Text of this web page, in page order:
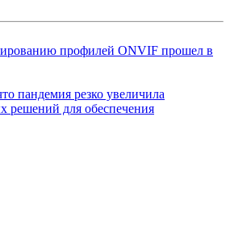
профилей ONVIF прошел в
пандемия резко увеличила
решений для обеспечения